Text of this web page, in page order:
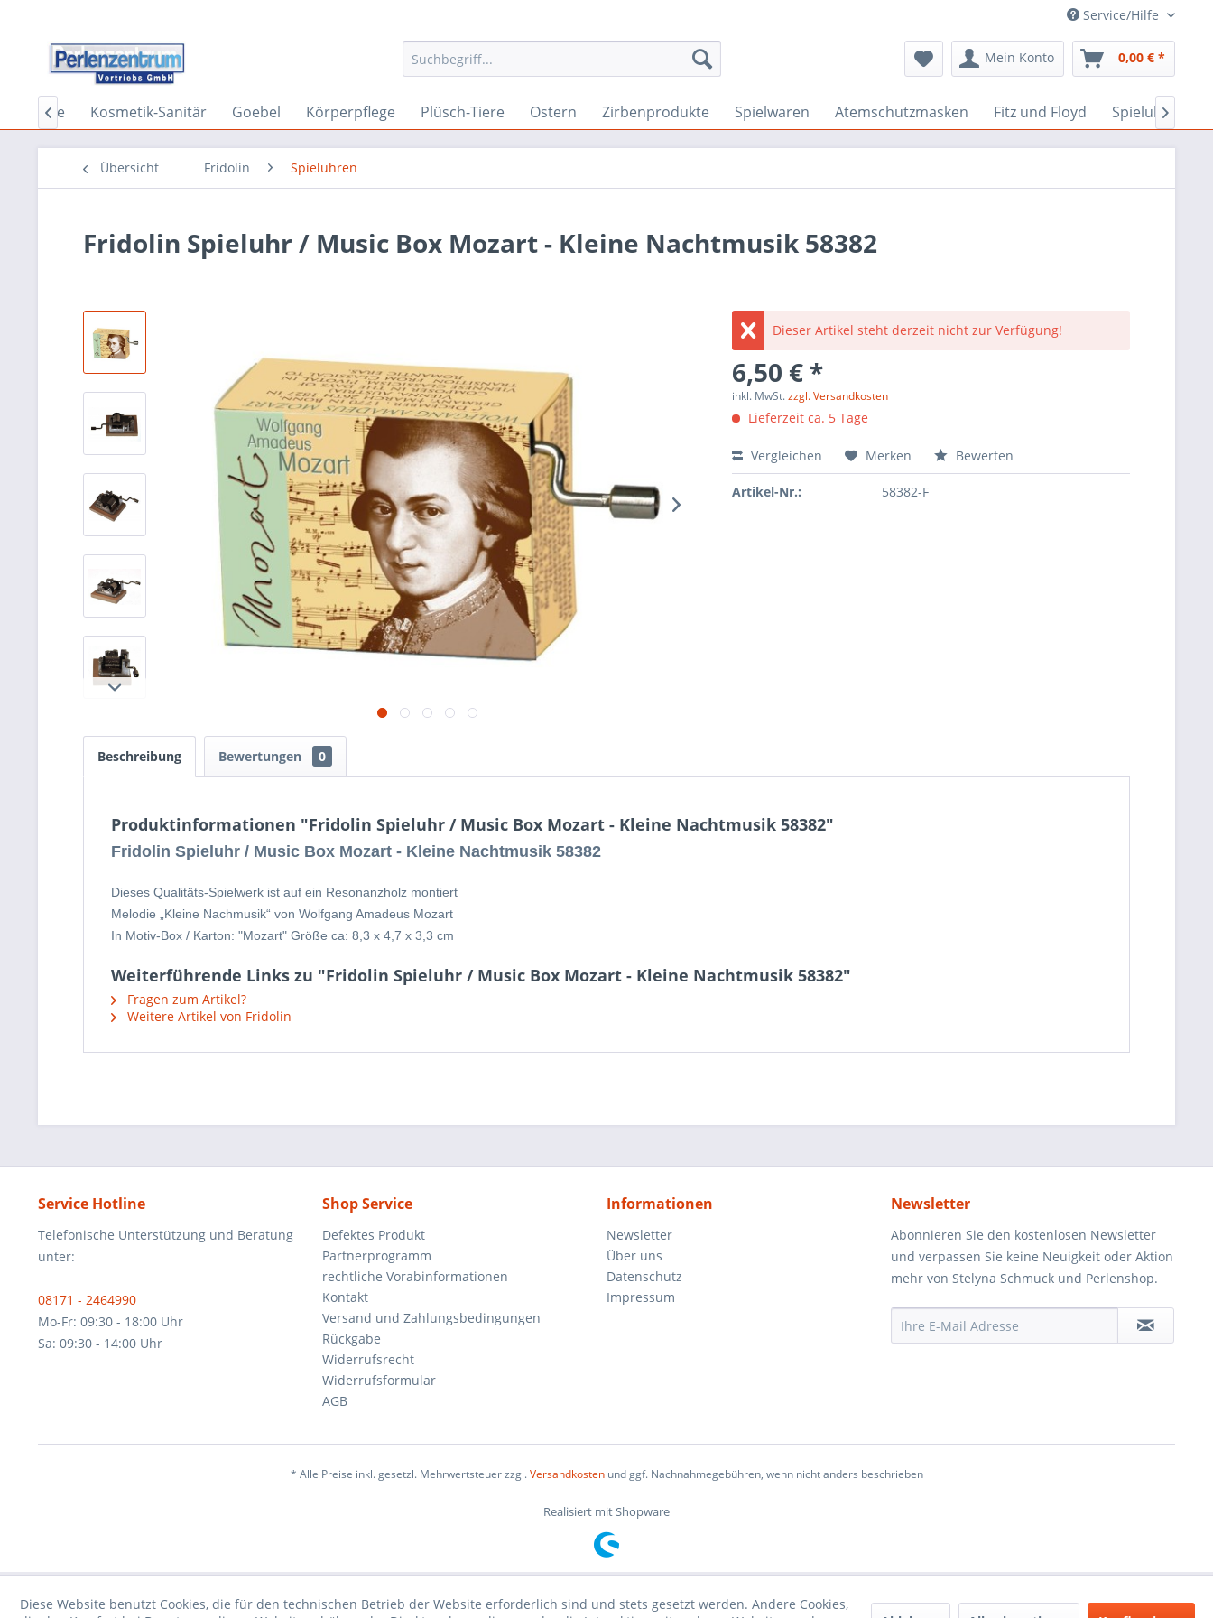
Service/Hilfe
Mein Konto 0,00 € *
Ringe Kosmetik-Sanitär Goebel Körperpflege Plüsch-Tiere Ostern Zirbenprodukte Spielwaren Atemschutzmasken Fitz und Floyd Spieluhren
 
Übersicht Fridolin Spieluhren
Fridolin Spieluhr / Music Box Mozart - Kleine Nachtmusik 58382
Dieser Artikel steht derzeit nicht zur Verfügung!
6,50 € *
inkl. MwSt.zzgl. Versandkosten
Lieferzeit ca. 5 Tage
Vergleichen Merken Bewerten
Artikel-Nr.: 58382-F
Beschreibung Bewertungen 0
Produktinformationen "Fridolin Spieluhr / Music Box Mozart - Kleine Nachtmusik 58382"
Fridolin Spieluhr / Music Box Mozart - Kleine Nachtmusik 58382
Dieses Qualitäts-Spielwerk ist auf ein Resonanzholz montiert
Melodie „Kleine Nachmusik“ von Wolfgang Amadeus Mozart
In Motiv-Box / Karton: "Mozart" Größe ca: 8,3 x 4,7 x 3,3 cm
Weiterführende Links zu "Fridolin Spieluhr / Music Box Mozart - Kleine Nachtmusik 58382"
Fragen zum Artikel?
Weitere Artikel von Fridolin
Service Hotline
Telefonische Unterstützung und Beratung
unter:
08171 - 2464990
Mo-Fr: 09:30 - 18:00 Uhr
Sa: 09:30 - 14:00 Uhr
Shop Service
Defektes Produkt
Partnerprogramm
rechtliche Vorabinformationen
Kontakt
Versand und Zahlungsbedingungen
Rückgabe
Widerrufsrecht
Widerrufsformular
AGB
Informationen
Newsletter
Über uns
Datenschutz
Impressum
Newsletter
Abonnieren Sie den kostenlosen Newsletter
und verpassen Sie keine Neuigkeit oder Aktion
mehr von Stelyna Schmuck und Perlenshop.
* Alle Preise inkl. gesetzl. Mehrwertsteuer zzgl.Versandkostenund ggf. Nachnahmegebühren, wenn nicht anders beschrieben
Realisiert mit Shopware
Diese Website benutzt Cookies, die für den technischen Betrieb der Website erforderlich sind und stets gesetzt werden. Andere Cookies,